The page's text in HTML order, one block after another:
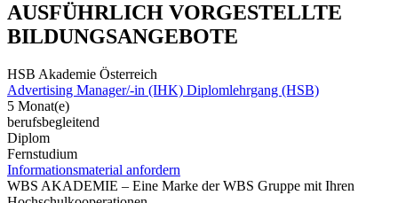
AUSFÜHRLICH VORGESTELLTE
BILDUNGSANGEBOTE
HSB Akademie Österreich
Advertising Manager/-in (IHK) Diplomlehrgang (HSB)
5 Monat(e)
berufsbegleitend
Diplom
Fernstudium
Informationsmaterial anfordern
WBS AKADEMIE – Eine Marke der WBS Gruppe mit Ihren